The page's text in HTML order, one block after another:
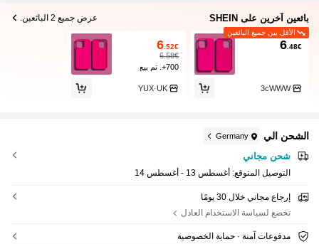
بائعين آخرين على SHEIN عرض جميع 2 البائعين.
الأقل بين جميع البائعين
6 .48€
3cWWW
6 .52€
6.58€
700+. تم بيع
YUX·UK
الشحن الي Germany
شحن مجاني
التوصيل المتوقع: أغسطس 13 - أغسطس 14
إرجاع مجاني خلال 30 يومًا
تخضع لسياسة الاستخدام العادل
مدفوعات آمنة · حماية الخصوصية